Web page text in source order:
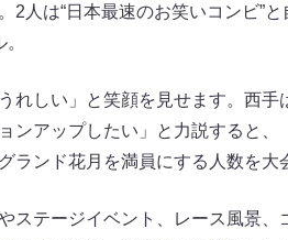
2人は“日本最速のお笑いコンビ”
れしい」と笑顔を見せます。西
ンアップしたい」と力説すると
ランド花月を満員にする人数を大
ステージイベント、レース風景